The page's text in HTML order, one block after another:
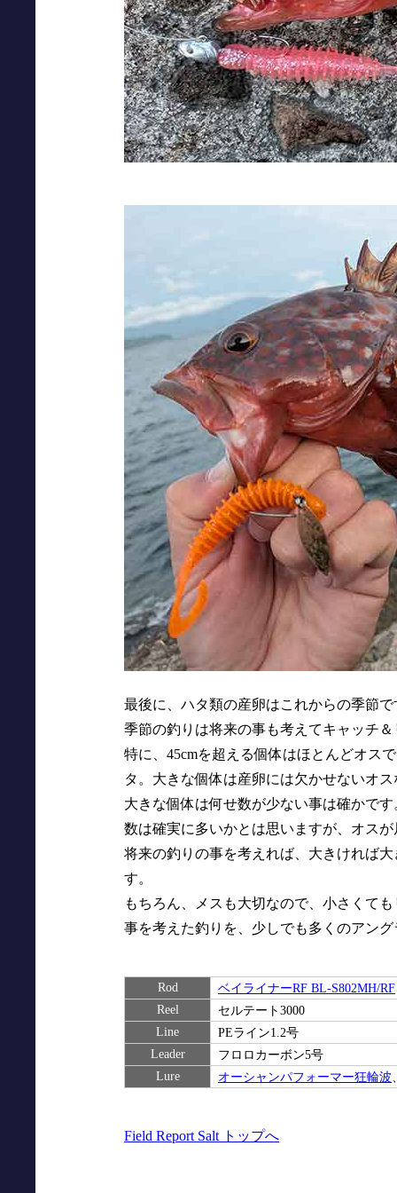
最後に、ハタ類の産卵はこれからの季節
季節の釣りは将来の事も考えてキャッチ
特に、45cmを超える個体はほとんどオス
タ。大きな個体は産卵には欠かせないオ
大きな個体は何せ数が少ない事は確かで
数は確実に多いかとは思いますが、オス
将来の釣りの事を考えれば、大きければ
す。
もちろん、メスも大切なので、小さくて
事を考えた釣りを、少しでも多くのアン
Rod
ベイライナーRF BL-S802MH/RF
Reel
セルテート3000
Line
PEライン1.2号
Leader
フロロカーボン5号
Lure
オーシャンパフォーマー狂輪波
Field Report Salt トップへ